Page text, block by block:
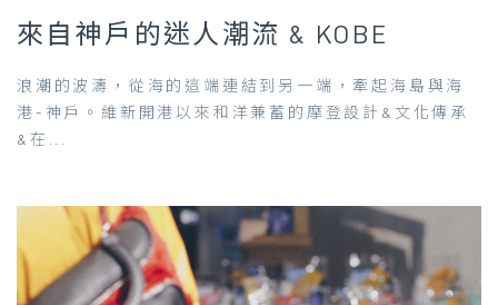
來自神戶的迷人潮流 & KOBE
浪潮的波濤，從海的這端連結到另一端，牽起海島與海
港-神戶。維新開港以來和洋兼蓄的摩登設計&文化傳承
&在...